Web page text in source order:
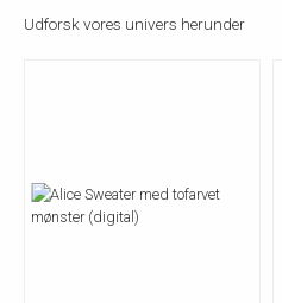
Udforsk vores univers herunder